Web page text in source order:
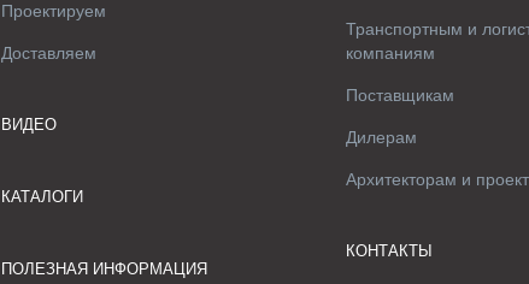
Проектируем
Доставляем
ВИДЕО
КАТАЛОГИ
ПОЛЕЗНАЯ ИНФОРМАЦИЯ
Транспортным и
компаниям
Поставщикам
Дилерам
Архитекторам и
КОНТАКТЫ